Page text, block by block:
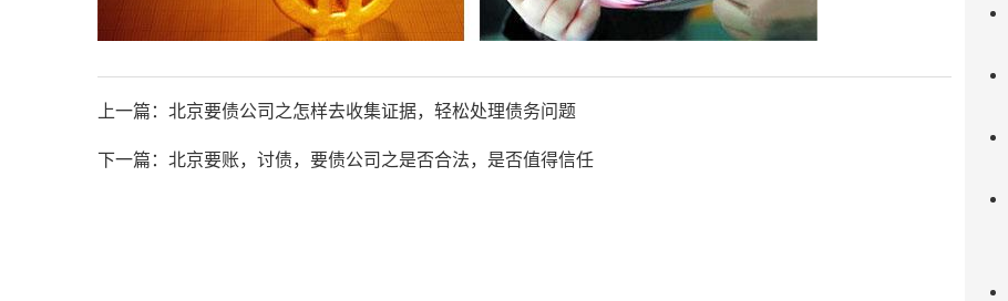
上一篇： 北京要债公司之怎样去收集证据，轻松处理债务问题
下一篇： 北京要账，讨债，要债公司之是否合法，是否值得信任